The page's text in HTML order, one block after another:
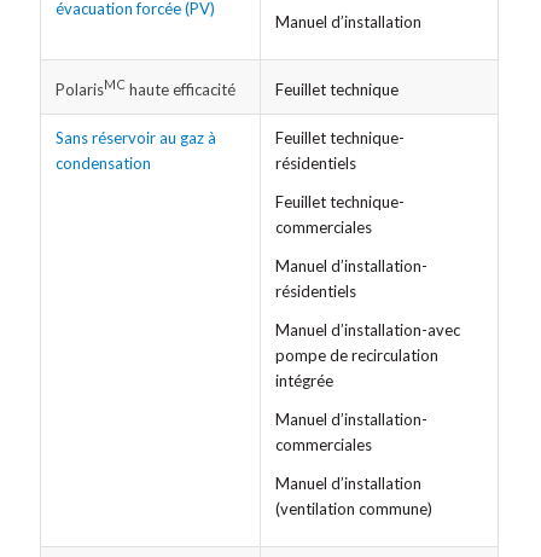
évacuation forcée (PV)
Manuel d’installation
PolarisMC haute efficacité Feuillet technique
Sans réservoir au gaz à
condensation
Feuillet technique-
résidentiels
Feuillet technique-
commerciales
Manuel d’installation-
résidentiels
Manuel d’installation-avec
pompe de recirculation
intégrée
Manuel d’installation-
commerciales
Manuel d’installation
(ventilation commune)